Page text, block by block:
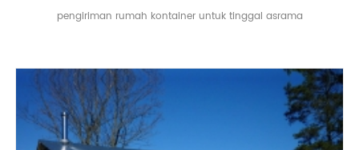
pengiriman rumah kontainer untuk tinggal asrama